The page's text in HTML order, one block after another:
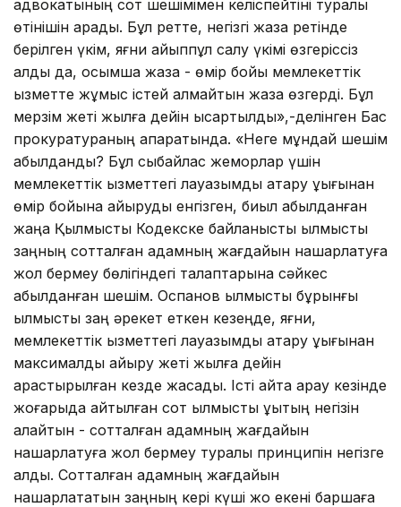
адвокатының сот шешімімен келіспейтіні туралы
өтінішін қарады. Бұл ретте, негізгі жаза ретінде
берілген үкім, яғни айыппұл салу үкімі өзгеріссіз
қалды да, қосымша жаза - өмір бойы мемлекеттік
қызметте жұмыс істей алмайтын жаза өзгерді. Бұл
мерзім жеті жылға дейін қысқартылды»,-делінген Бас
прокуратураның ақпаратында. «Неге мұндай шешім
қабылданды? Бұл сыбайлас жемқорлар үшін
мемлекеттік қызметтегі лауазымды атқару құқығынан
өмір бойына айыруды енгізген, биыл қабылданған
жаңа Қылмыстық Кодекске байланысты қылмыстық
заңның сотталған адамның жағдайын нашарлатуға
жол бермеу бөлігіндегі талаптарына сәйкес
қабылданған шешім. Оспанов қылмысты бұрынғы
қылмыстық заң әрекет еткен кезеңде, яғни,
мемлекеттік қызметтегі лауазымды атқару құқығынан
максималды айыру жеті жылға дейін
қарастырылған кезде жасады. Істі қайта қарау кезінде
жоғарыда айтылған сот қылмыстық құқықтың негізін
қалайтын - сотталған адамның жағдайын
нашарлатуға жол бермеу туралы принципін негізге
алды. Сотталған адамның жағдайын
нашарлататын заңның кері күші жоқ екені баршаға